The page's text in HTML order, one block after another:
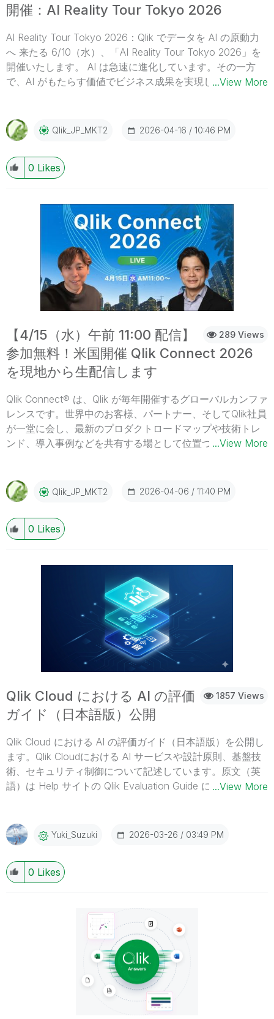
開催：AI Reality Tour Tokyo 2026
AI Reality Tour Tokyo 2026：Qlik でデータを AI の原動力
へ 来たる 6/10（水）、「AI Reality Tour Tokyo 2026」を
開催いたします。 AI は急速に進化しています。その一方
で、AI がもたらす価値でビジネス成果を実現している企業
は、データの品質・可用性・アクセス性・既存システムと
の統合・ガバナンス・セキュリティなど、データやシステ
ムであることが明らかになっています。先進的な企業で
は、あらゆる AI 戦略を最大化するために、単に最新のモデ
ップを解消するには？本イベントでは、AI を実現・加速・
適応する最先端のソリューションをご紹介します。 Qlik の
AI ビジョンと戦略- 企業全体の AI 活用を成功に導く実践的
な手法 最新のエージェンティック- 今すぐ活用できる最新
のイノベーションが切り拓く新たな可能性 先進的な顧客事
例- Qlik を活用してビジネス変革を実現している企業の事例
新たなつながり- 新たな知見をもたらす Qlik のエキスパー
演、Qlik ユーザーの先進的な事例、Qlik 技術部門による最
新の製品情報、Qlik のパートナー企業による最新のソリュ
ーションや展示ブースなどを予定しています。また、イベ
ントの最後には、データのスペシャリスト同士の交流をお
17:00 までです。お早めにお申し込みください。 今すぐ申
し込む 【開催概要】日時：2026年 6月 10日（水）13:00 -
18:30（受付開始 12:00） 懇親会 18:30 - 19:30会場：有明
セントラルタワーホール＆カンファレンス 東京都江東区有
い合わせ：Marketingjp@qlik.com までお問い合わせくださ
い。 今すぐ申し込む
...View More
Qlik_JP_MKT2 2026-04-16 10:46 PM
0 Likes
289 Views
【4/15（水）午前 11:00 配信】
参加無料！米国開催 Qlik Connect 2026
を現地から生配信します
Qlik Connect® は、Qlik が毎年開催するグローバルカンファ
レンスです。世界中のお客様、パートナー、そしてQlik社員
が一堂に会し、最新のプロダクトロードマップや技術トレ
ンド、導入事例などを共有する場として位置づけられてい
Convention Centerにて開催されます。 今年のテーマは
「Trusted AI at Scale」。AI をいかに企業の現場で信頼性
高くスケールさせるか、をキーメッセージに、基調講演や
ハンズオンラボ、パートナー・顧客によるセッションな
配信のため、配信開始時刻が 15 分程度遅れる可能性があり
ます。アジェンダ Qlik Connect とは？（イベント概要説
明） 現地の様子とセッションハイライト Partner
Voice（Qlik パートナー様よりコメント） ※アジェンダは
当日予告なく変更になる可能性がございます。 クリックテ
ック・ジャパン（株）パートナー営業担当・技術担当が、
熱気あふれる会場からライブでお届けします。参加無料！
以下のリンクよりご参加ください。 ライブ配信を視聴する
...View More
Qlik_JP_MKT2 2026-04-06 11:40 PM
0 Likes
1857 Views
Qlik Cloud における AI の評価
ガイド（日本語版）公開
Qlik Cloud における AI の評価ガイド（日本語版）を公開し
ます。Qlik Cloudにおける AI サービスや設計原則、基盤技
術、セキュリティ制御について記述しています。原文（英
語）は Help サイトの Qlik Evaluation Guide にあります。
Analytics、Qlik Talend Data Integration についての評価ガ
イド日本語版は以前のブログをご参照ください。 Qlik 評価
ガイド（日本語版）の公開
...View More
Yuki_Suzuki 2026-03-26 03:49 PM
0 Likes